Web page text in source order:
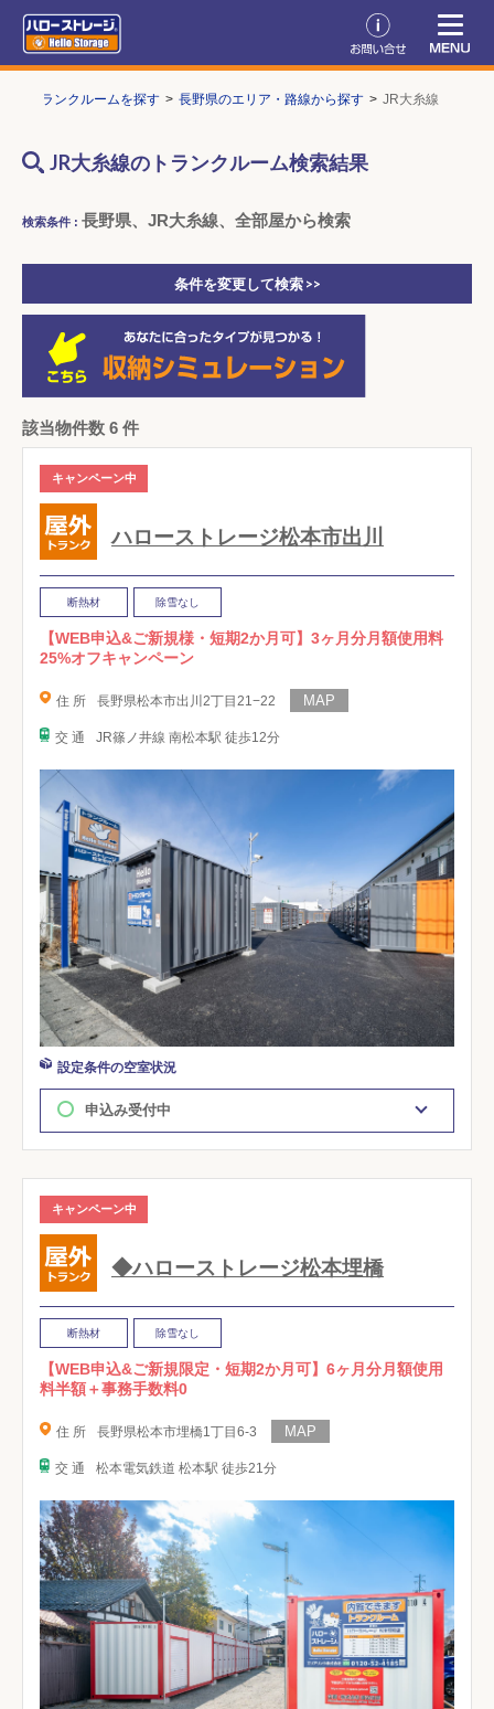
トランクルームを探す 長野県のエリア・路線から探す JR大糸線
JR大糸線のトランクルーム検索結果
検索条件 : 長野県、JR大糸線、全部屋から検索
条件を変更して検索 >>
該当物件数 6 件
キャンペーン中
ハローストレージ松本市出川
断熱材 除雪なし
【WEB申込&ご新規様・短期2か月可】3ヶ月分月額使用料
25%オフキャンペーン
住 所 長野県松本市出川2丁目21−22
交 通 JR篠ノ井線 南松本駅 徒歩12分
設定条件の空室状況
申込み受付中
キャンペーン中
◆ハローストレージ松本埋橋
断熱材 除雪なし
【WEB申込&ご新規限定・短期2か月可】6ヶ月分月額使用
料半額＋事務手数料0
住 所 長野県松本市埋橋1丁目6-3
交 通 松本電気鉄道 松本駅 徒歩21分